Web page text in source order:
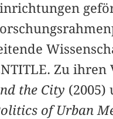
Zu
the City
of Urban